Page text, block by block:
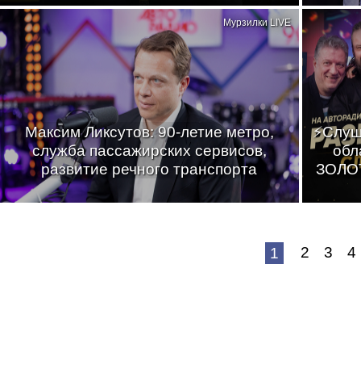
Максим Ликсутов: 90-летие метро,
служба пассажирских сервисов,
развитие речного транспорта
Мурзилки LIVE
1 2 3 4